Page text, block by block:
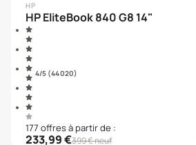
HP
HP EliteBook 840 G8 14"
4/5 (44 020)
177 offresà partir de :
233,99€399€ neuf